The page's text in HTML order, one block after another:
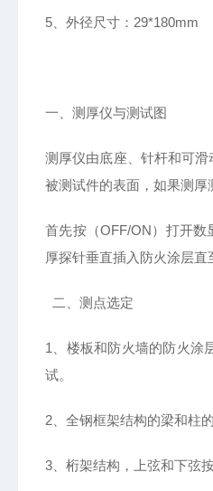
5、外径尺寸：29*180mm
一、测厚仪与测试图
测厚仪由底座、针杆和可
被测试件的表面，如果测厚
首先按（OFF/ON）打开数
厚探针垂直插入防火涂层直
二、测点选定
1、楼板和防火墙的防火涂
试。
2、全钢框架结构的梁和柱
3、桁架结构，上弦和下弦